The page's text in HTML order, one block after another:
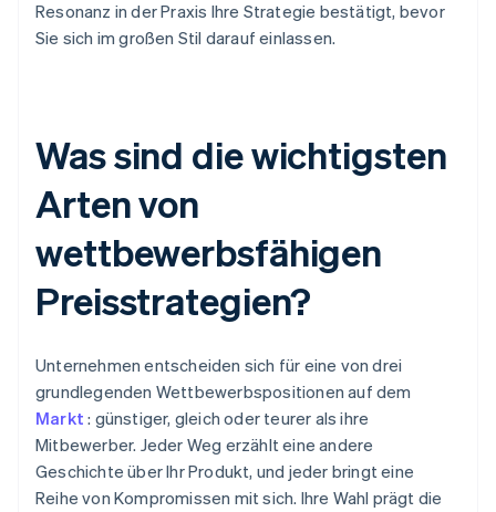
Resonanz in der Praxis Ihre Strategie bestätigt, bevor
Sie sich im großen Stil darauf einlassen.
Was sind die wichtigsten
Arten von
wettbewerbsfähigen
Preisstrategien?
Unternehmen entscheiden sich für eine von drei
grundlegenden Wettbewerbspositionen auf dem
Markt : günstiger, gleich oder teurer als ihre
Mitbewerber. Jeder Weg erzählt eine andere
Geschichte über Ihr Produkt, und jeder bringt eine
Reihe von Kompromissen mit sich. Ihre Wahl prägt die